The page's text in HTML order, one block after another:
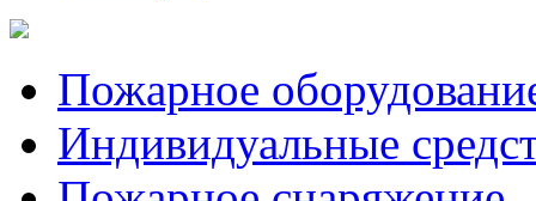
Пожарное
Индивидуальные